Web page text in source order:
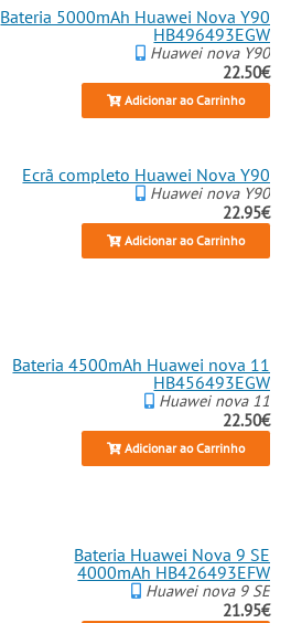
Bateria 5000mAh Huawei Nova Y90
HB496493EGW
Huawei nova Y90
22.50€
Adicionar ao Carrinho
Ecrã completo Huawei Nova Y90
Huawei nova Y90
22.95€
Adicionar ao Carrinho
Bateria 4500mAh Huawei nova 11
HB456493EGW
Huawei nova 11
22.50€
Adicionar ao Carrinho
Bateria Huawei Nova 9 SE
4000mAh HB426493EFW
Huawei nova 9 SE
21.95€